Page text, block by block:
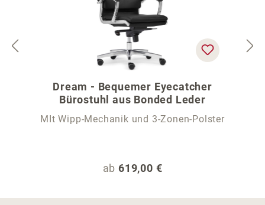
Dream - Bequemer Eyecatcher
Bürostuhl aus Bonded Leder
MIt Wipp-Mechanik und 3-Zonen-Polster
Regulärer Preis:
ab 619,00 €